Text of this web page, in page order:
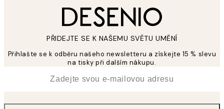
PŘIDEJTE SE K NAŠEMU SVĚTU UMĚNÍ
Přihlašte se k odběru našeho newsletteru a získejte 15 % slevu
na tisky při dalším nákupu.